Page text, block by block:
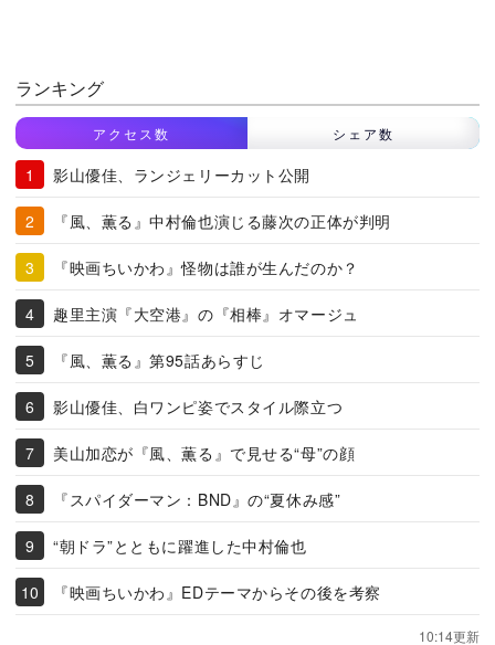
ランキング
アクセス数 シェア数
影山優佳、ランジェリーカット公開
『風、薫る』中村倫也演じる藤次の正体が判明
『映画ちいかわ』怪物は誰が生んだのか？
趣里主演『大空港』の『相棒』オマージュ
『風、薫る』第95話あらすじ
影山優佳、白ワンピ姿でスタイル際立つ
美山加恋が『風、薫る』で見せる“母”の顔
『スパイダーマン：BND』の“夏休み感”
“朝ドラ”とともに躍進した中村倫也
『映画ちいかわ』EDテーマからその後を考察
10:14更新